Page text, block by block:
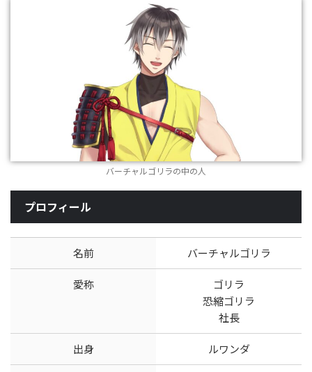
バーチャルゴリラの中の人
プロフィール
名前 バーチャルゴリラ
愛称
ゴリラ
恐縮ゴリラ
社長
出身 ルワンダ